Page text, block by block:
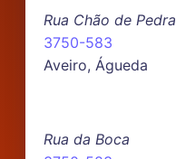
Rua Chão de Pedra
3750-583
Aveiro, Águeda
Rua da Boca